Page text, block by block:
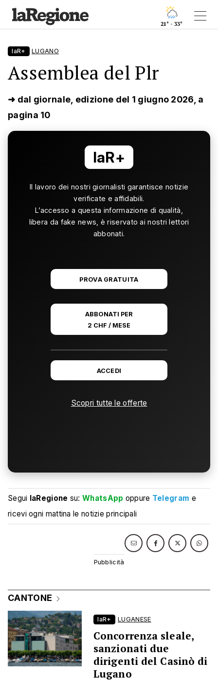
21° - 33°
laR+ LUGANO
Assemblea del Plr
➜ dal giornale, edizione del 1 giugno 2026, a
pagina 10
laR+
Il lavoro dei nostri giornalisti garantisce notizie
verificate e affidabili.
L’accesso a questa informazione di qualità,
libera da fake news, è riservato ai nostri lettori
abbonati.
PROVA GRATUITA
ABBONATI PER
2 CHF / MESE
ACCEDI
Scopri tutte le offerte
Segui laRegione su:WhatsApp oppure Telegram e
ricevi ogni mattina le notizie principali
CANTONE
laR+ LUGANESE
Concorrenza sleale,
sanzionati due
dirigenti del Casinò di
Lugano